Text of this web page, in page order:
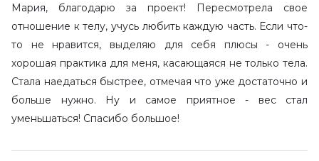
Мария, благодарю за проект! Пересмотрела свое
отношение к телу, учусь любить каждую часть. Если что-
то не нравится, выделяю для себя плюсы - очень
хорошая практика для меня, касающаяся не только тела.
Стала наедаться быстрее, отмечая что уже достаточно и
больше нужно. Ну и самое приятное - вес стал
уменьшаться! Спасибо большое!